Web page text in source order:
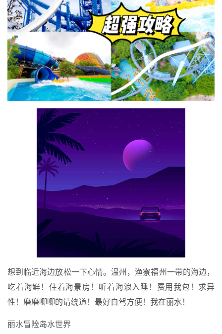
想到临近海边放松一下心情。温州，渔寮福州一带的海边，
吃着海鲜！住着海景房！听着海浪入睡！费用我包！求异
性！磨磨唧唧的请绕道！最好自驾方便！我在丽水！
丽水冒险岛水世界